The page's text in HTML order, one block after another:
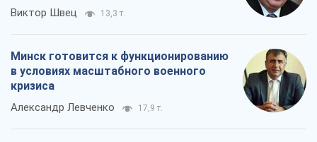
Виктор Швец 13,3 т.
Минск готовится к функционированию
в условиях масштабного военного
кризиса
Александр Левченко 17,9 т.